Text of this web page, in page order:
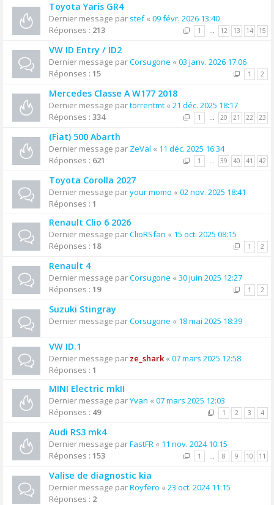
Toyota Yaris GR4
Dernier message par stef« 09 févr. 2026 13:40
Réponses : 213 1 … 12 13 14 15
VW ID Entry / ID2
Dernier message parCorsugone « 03 janv. 2026 17:06
Réponses : 15 1 2
Mercedes Classe A W177 2018
Dernier message partorrentmt « 21 déc. 2025 18:17
Réponses : 334 1 … 20 21 22 23
(Fiat) 500 Abarth
Dernier message par ZeVal « 11 déc. 2025 16:34
Réponses : 621 1 … 39 40 41 42
Toyota Corolla 2027
Dernier message paryour momo « 02 nov. 2025 18:41
Réponses : 1
Renault Clio 6 2026
Dernier message parClioRSfan « 15 oct. 2025 08:15
Réponses : 18 1 2
Renault 4
Dernier message parCorsugone « 30 juin 2025 12:27
Réponses : 19 1 2
Suzuki Stingray
Dernier message parCorsugone « 18 mai 2025 18:39
VW ID.1
Dernier message par ze_shark« 07 mars 2025 12:58
Réponses : 1
MINI Electric mkII
Dernier message parYvan « 07 mars 2025 12:03
Réponses : 49 1 2 3 4
Audi RS3 mk4
Dernier message parFastFR « 11 nov. 2024 10:15
Réponses : 153 1 … 8 9 10 11
Valise de diagnostic kia
Dernier message parRoyfero « 23 oct. 2024 11:15
Réponses : 2